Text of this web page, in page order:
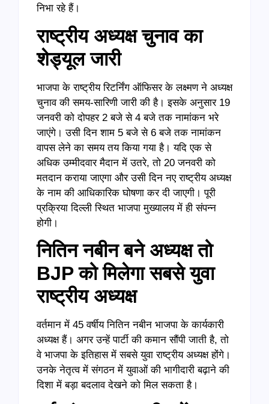
निभा रहे हैं।
राष्ट्रीय अध्यक्ष चुनाव का
शेड्यूल जारी
भाजपा के राष्ट्रीय रिटर्निंग ऑफिसर के लक्ष्मण ने अध्यक्ष
चुनाव की समय-सारिणी जारी की है। इसके अनुसार 19
जनवरी को दोपहर 2 बजे से 4 बजे तक नामांकन भरे
जाएंगे। उसी दिन शाम 5 बजे से 6 बजे तक नामांकन
वापस लेने का समय तय किया गया है। यदि एक से
अधिक उम्मीदवार मैदान में उतरे, तो 20 जनवरी को
मतदान कराया जाएगा और उसी दिन नए राष्ट्रीय अध्यक्ष
के नाम की आधिकारिक घोषणा कर दी जाएगी। पूरी
प्रक्रिया दिल्ली स्थित भाजपा मुख्यालय में ही संपन्न
होगी।
नितिन नबीन बने अध्यक्ष तो
BJPको मिलेगा सबसे युवा
राष्ट्रीय अध्यक्ष
वर्तमान में 45 वर्षीय नितिन नबीन भाजपा के कार्यकारी
अध्यक्ष हैं। अगर उन्हें पार्टी की कमान सौंपी जाती है, तो
वे भाजपा के इतिहास में सबसे युवा राष्ट्रीय अध्यक्ष होंगे।
उनके नेतृत्व में संगठन में युवाओं की भागीदारी बढ़ाने की
दिशा में बड़ा बदलाव देखने को मिल सकता है।